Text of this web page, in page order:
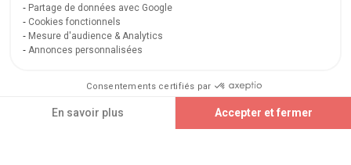
Partage de données avec Google
Cookies fonctionnels
Mesure d'audience & Analytics
Annonces personnalisées
Consentements certifiés par
En savoir plus Accepter et fermer
Ajouter au panier
LISTES CADEAUX
Service après-vente|FAQ|Rappels de produits|Protection des données
Nos moyens de paiement sécurisés